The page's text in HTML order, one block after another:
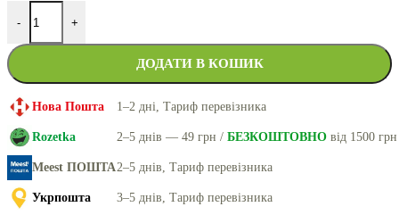
- +
ДОДАТИ В КОШИК
Нова Пошта 1–2 дні, Тариф перевізника
Rozetka 2–5 днів — 49 грн / БЕЗКОШТОВНО від 1500 грн
Meest ПОШТА2–5 днів, Тариф перевізника
Укрпошта 3–5 днів, Тариф перевізника